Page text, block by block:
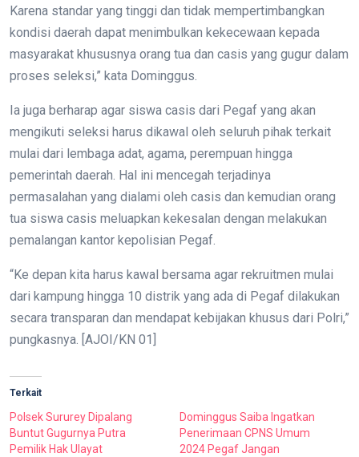
Karena standar yang tinggi dan tidak mempertimbangkan
kondisi daerah dapat menimbulkan kekecewaan kepada
masyarakat khususnya orang tua dan casis yang gugur dalam
proses seleksi,” kata Dominggus.
Ia juga berharap agar siswa casis dari Pegaf yang akan
mengikuti seleksi harus dikawal oleh seluruh pihak terkait
mulai dari lembaga adat, agama, perempuan hingga
pemerintah daerah. Hal ini mencegah terjadinya
permasalahan yang dialami oleh casis dan kemudian orang
tua siswa casis meluapkan kekesalan dengan melakukan
pemalangan kantor kepolisian Pegaf.
“Ke depan kita harus kawal bersama agar rekruitmen mulai
dari kampung hingga 10 distrik yang ada di Pegaf dilakukan
secara transparan dan mendapat kebijakan khusus dari Polri,”
pungkasnya. [AJOI/KN 01]
Terkait
Polsek Sururey Dipalang
Buntut Gugurnya Putra
Pemilik Hak Ulayat
Dominggus Saiba Ingatkan
Penerimaan CPNS Umum
2024 Pegaf Jangan